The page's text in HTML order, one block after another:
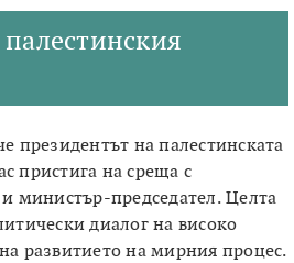
президентът на палестинската
пристига на среща с
министър-председател. Целта
диалог на високо
развитието на мирния процес.